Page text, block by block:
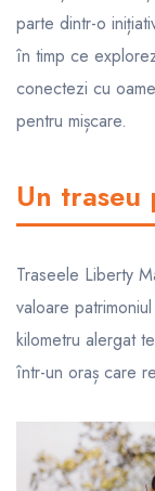
parte dintr-o
în timp ce
conectezi cu
pentru mișcare.
Un
Traseele Liberty
valoare
kilometru alergat
într-un oraș care